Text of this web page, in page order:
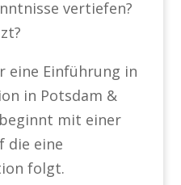
vertiefen?
eine Einführung in
in Potsdam &
mit einer
die eine
folgt.